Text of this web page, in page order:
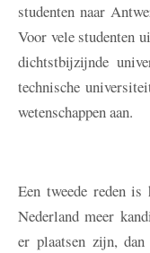
studenten naar
Voor vele studenten
dichtstbijzijnde
technische
wetenschappen aan.
Een tweede reden
Nederland meer
er plaatsen zijn,